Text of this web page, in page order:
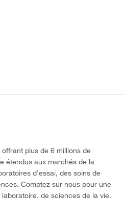
plus de 6 millions de
étendus aux marchés de la
d'essai, des soins de
Comptez sur nous pour une
de sciences de la vie,